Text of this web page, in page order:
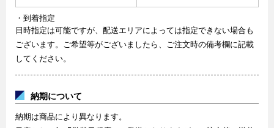
・到着指定
日時指定は可能ですが、配送エリアによっては指定できない場合も
ございます。ご希望等がございましたら、ご注文時の備考欄に記載
してください。
納期について
納期は商品により異なります。